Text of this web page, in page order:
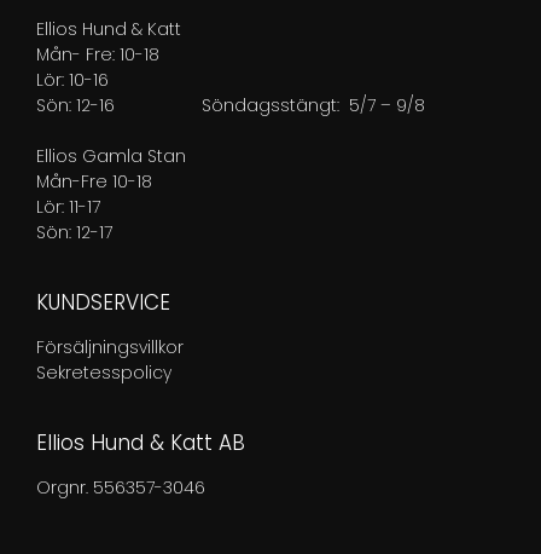
Ellios Hund & Katt
Mån- Fre: 10-18
Lör: 10-16
Sön: 12-16 Söndagsstängt: 5/7 – 9/8
Ellios Gamla Stan
Mån-Fre 10-18
Lör: 11-17
Sön: 12-17
KUNDSERVICE
Försäljningsvillkor
Sekretesspolicy
Ellios Hund & Katt AB
Orgnr. 556357-3046